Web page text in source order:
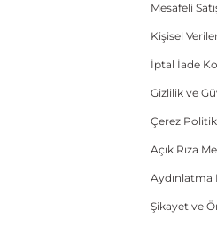
Mesafeli
Kişisel
İptal İade
Gizlilik ve
Çerez
Açık Rıza
Aydınlatma
Şikayet ve